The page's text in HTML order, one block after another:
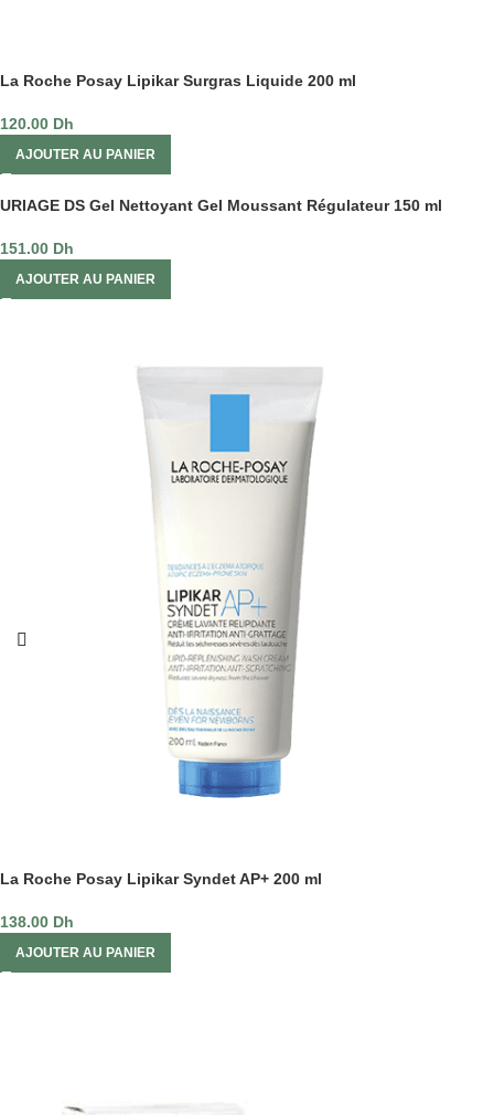
La Roche Posay Lipikar Surgras Liquide 200 ml
120.00 Dh
AJOUTER AU PANIER
URIAGE DS Gel Nettoyant Gel Moussant Régulateur 150 ml
151.00 Dh
AJOUTER AU PANIER
La Roche Posay Lipikar Syndet AP+ 200 ml
138.00 Dh
AJOUTER AU PANIER